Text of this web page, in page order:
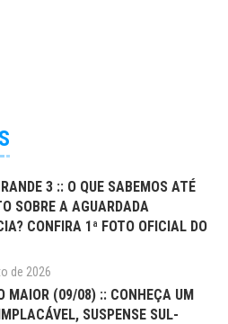
3 :: O QUE SABEMOS ATÉ
SOBRE A AGUARDADA
CONFIRA 1ª FOTO OFICIAL DO
de 2026
MAIOR (09/08) :: CONHEÇA UM
SUSPENSE SUL-